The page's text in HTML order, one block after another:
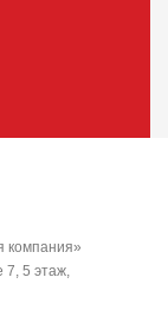
компания»
7, 5 этаж,